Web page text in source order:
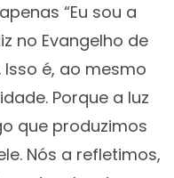
“Eu sou a
no Evangelho de
é, ao mesmo
Porque a luz
que produzimos
Nós a refletimos,